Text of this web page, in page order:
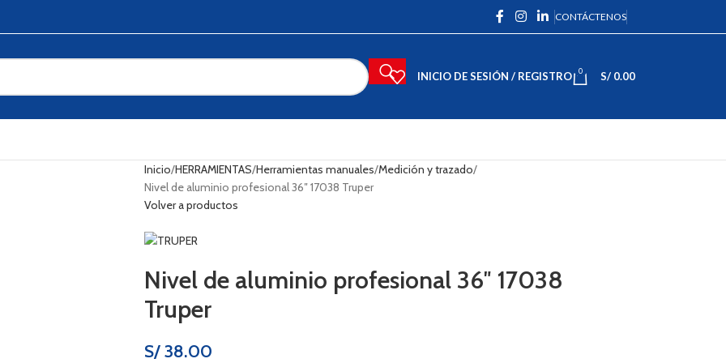
CONTÁCTENOS
INICIO DE SESIÓN / REGISTRO 0 S/ 0.00
Inicio HERRAMIENTAS Herramientas manuales Medición y trazado
Nivel de aluminio profesional 36″ 17038 Truper
Volver a productos
Nivel de aluminio profesional 36″ 17038
Truper
S/38.00